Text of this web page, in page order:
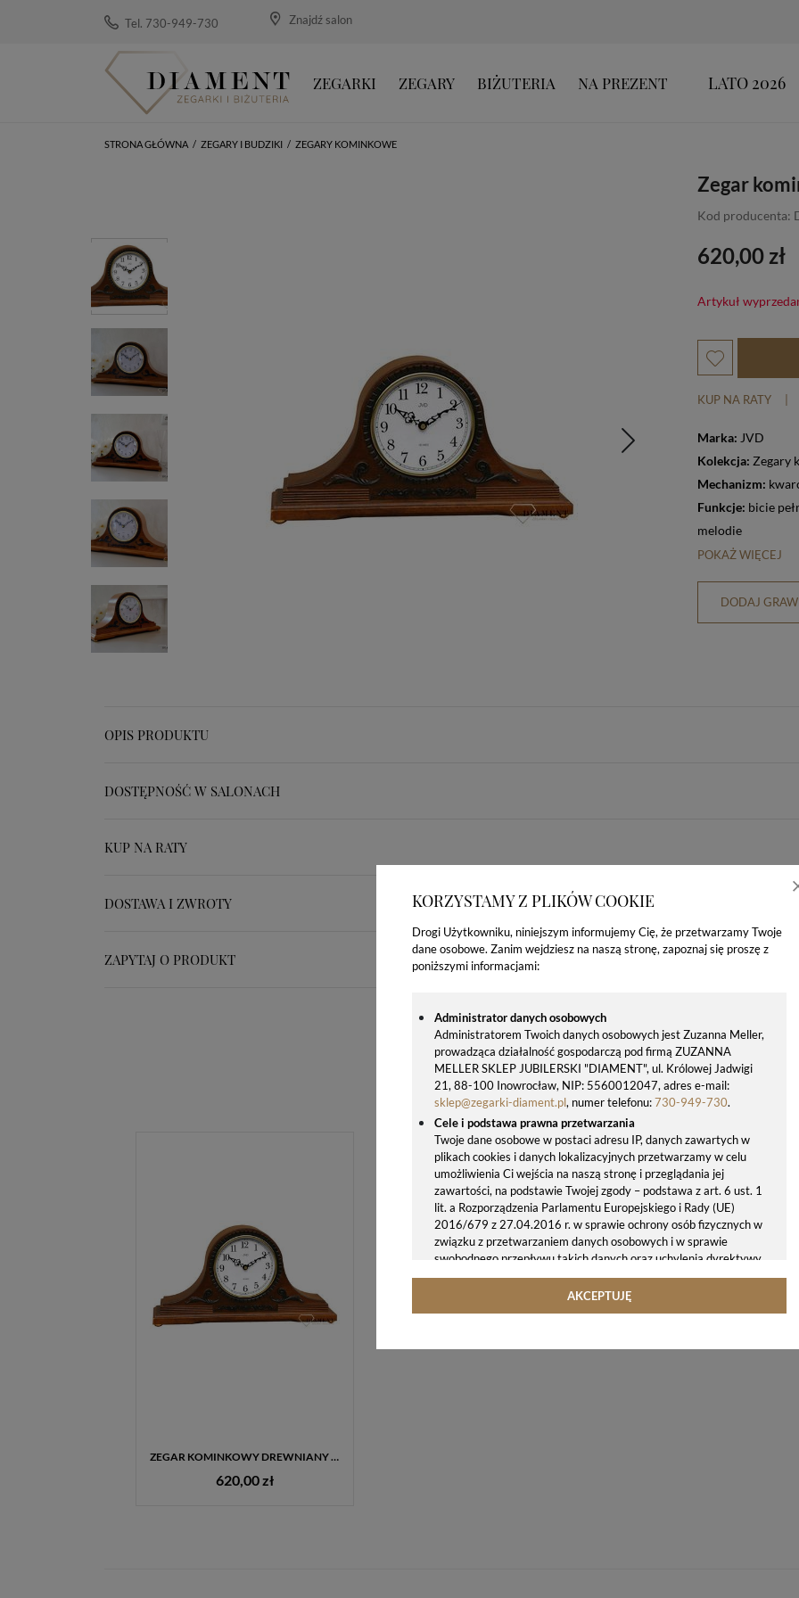
KORZYSTAMY Z PLIKÓW COOKIE
Drogi Użytkowniku, niniejszym informujemy Cię, że przetwarzamy Twoje
dane osobowe. Zanim wejdziesz na naszą stronę, zapoznaj się proszę z
poniższymi informacjami:
Administrator danych osobowych
Administratorem Twoich danych osobowych jest Zuzanna Meller,
prowadząca działalność gospodarczą pod firmą ZUZANNA
MELLER SKLEP JUBILERSKI "DIAMENT", ul. Królowej Jadwigi
21, 88-100 Inowrocław, NIP: 5560012047, adres e-mail:
sklep@zegarki-diament.pl, numer telefonu:730-949-730.
Cele i podstawa prawna przetwarzania
Twoje dane osobowe w postaci adresu IP, danych zawartych w
plikach cookies i danych lokalizacyjnych przetwarzamy w celu
umożliwienia Ci wejścia na naszą stronę i przeglądania jej
zawartości, na podstawie Twojej zgody – podstawa z art. 6 ust. 1
lit. a Rozporządzenia Parlamentu Europejskiego i Rady (UE)
2016/679 z 27.04.2016 r. w sprawie ochrony osób fizycznych w
związku z przetwarzaniem danych osobowych i w sprawie
swobodnego przepływu takich danych oraz uchylenia dyrektywy
95/46/WE (ogólne rozporządzenie o ochronie danych, tj. RODO).
Twoje dane osobowe możemy udostępniać hostingodawcy. Takie
zgodnie z naszymi poleceniami. Przekazujemy Twoje dane poza
AKCEPTUJĘ
Tel. 730-949-730 Znajdź salon
ZEGARKI ZEGARY BIŻUTERIA NA PREZENT LATO 2026
STRONA GŁÓWNA / ZEGARY I BUDZIKI / ZEGARY KOMINKOWE
Zegar
Kod producenta:
620,00 zł
Artykuł
KUP NA RATY
Marka: JVD
Kolekcja: Zegary
Mechanizm:
Funkcje: bicie
melodie
POKAŻ WIĘCEJ
DODAJ
OPIS PRODUKTU
DOSTĘPNOŚĆ W SALONACH
KUP NA RATY
DOSTAWA I ZWROTY
ZAPYTAJ O PRODUKT
OSTATNIO OGLĄDANE PRODUKTY
ZEGAR KOMINKOWY DREWNIANY JVD HS11.1
620,00 zł